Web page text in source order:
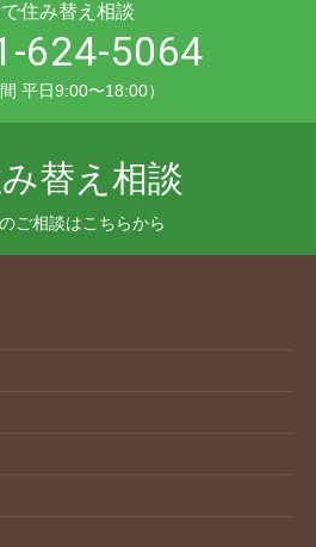
住み替え相談
624-5064
間 平日9:00〜18:00）
替え相談
ご相談はこちらから